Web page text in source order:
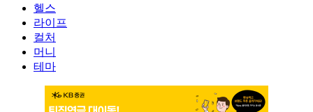
헬스
라이프
컬처
머니
테마